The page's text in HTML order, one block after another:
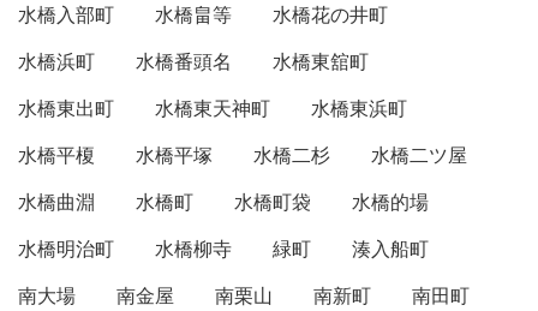
水橋入部町
水橋畠等
水橋花の井町
水橋浜町
水橋番頭名
水橋東舘町
水橋東出町
水橋東天神町
水橋東浜町
水橋平榎
水橋平塚 水橋二杉
水橋二ツ屋
水橋曲淵
水橋町 水橋町袋
水橋的場
水橋明治町
水橋柳寺 緑町
湊入船町
南大場
南金屋 南栗山 南新町
南田町